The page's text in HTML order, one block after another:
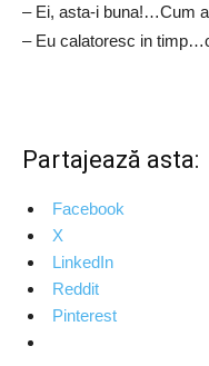
– Ei, asta-i buna!…Cum
– Eu calatoresc in
Partajează asta:
Facebook
X
LinkedIn
Reddit
Pinterest